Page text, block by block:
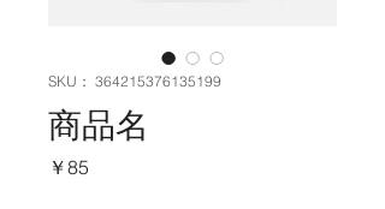
SKU： 364215376135199
商品名
￥85